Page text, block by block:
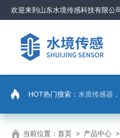
欢迎来到 山东水境传感科技有限公
HOT热门搜索： 水质传感器
当前位置： 首页 > 产品中心 >